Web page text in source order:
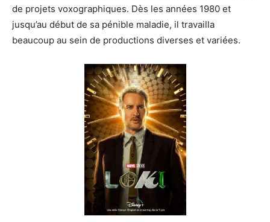
de projets voxographiques. Dès les années 1980 et
jusqu’au début de sa pénible maladie, il travailla
beaucoup au sein de productions diverses et variées.